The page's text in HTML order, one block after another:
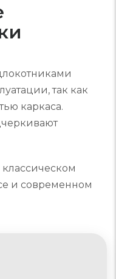
так как
каркаса.
и современном